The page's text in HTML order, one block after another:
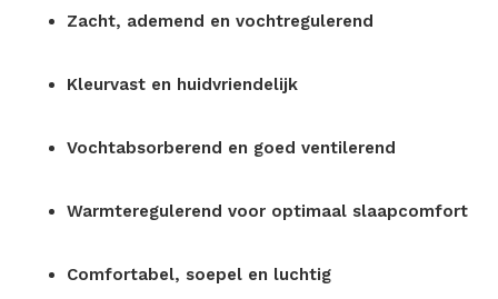
Zacht, ademend en vochtregulerend
Kleurvast en huidvriendelijk
Vochtabsorberend en goed ventilerend
Warmteregulerend voor optimaal slaapcomfort
Comfortabel, soepel en luchtig